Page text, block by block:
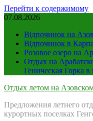
Перейти к содержимому
07.08.2026
Відпочинок на
Відпочинок в
Розовое озеро на
Отдых на
Геническая Горка
Отдых летом на
Предложения летнего
курортных поселках